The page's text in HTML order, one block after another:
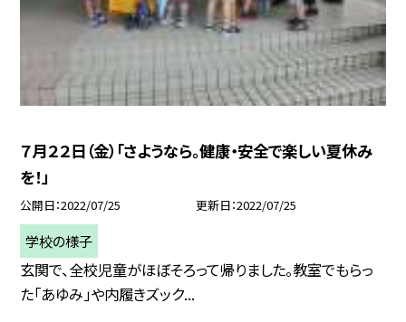
７月２２日（金）「さようなら。健康・安全で楽しい夏休み
を！」
公開日 2022/07/25 更新日 2022/07/25
学校の様子
玄関で、全校児童がほぼそろって帰りました。教室でもらっ
た「あゆみ」や内履きズック...